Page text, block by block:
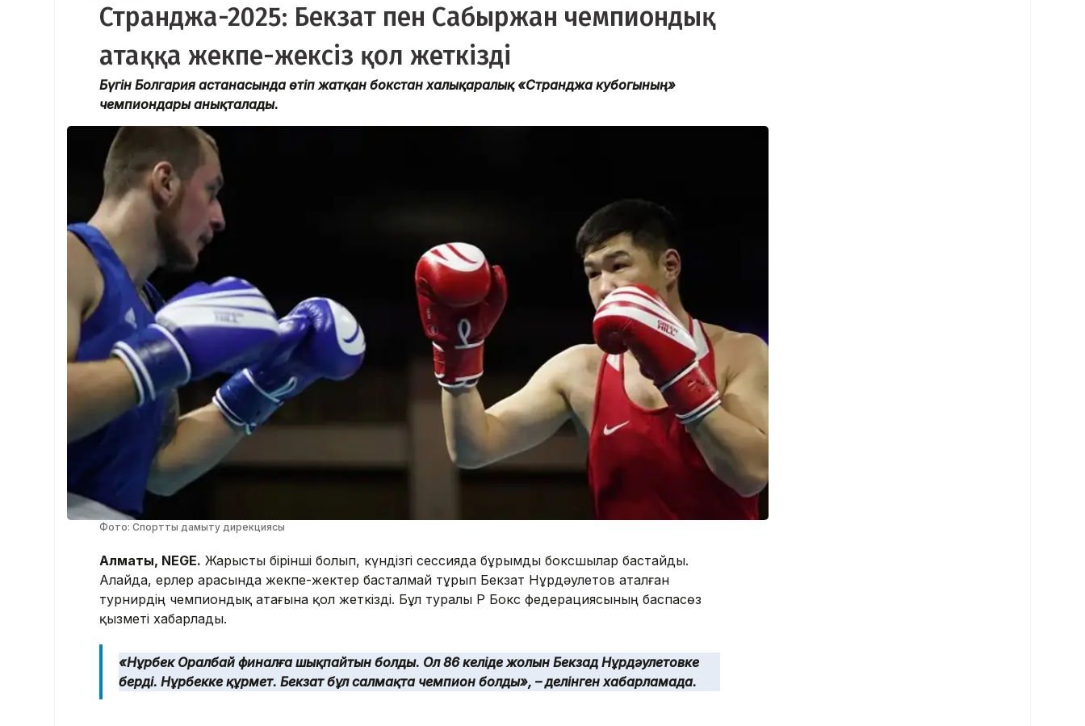
Странджа-2025: Бекзат пен Сабыржан чемпиондық
атаққа жекпе-жексіз қол жеткізді
Бүгін Болгария астанасында өтіп жатқан бокстан халықаралық «Странджа кубогының»
чемпиондары анықталады.
Фото: Спортты дамыту дирекциясы
Алматы, NEGE. Жарысты бірінші болып, күндізгі сессияда бұрымды боксшылар бастайды.
Алайда, ерлер арасында жекпе-жектер басталмай тұрып Бекзат Нұрдәулетов аталған
турнирдің чемпиондық атағына қол жеткізді. Бұл туралы ҚР Бокс федерациясының баспасөз
қызметі хабарлады.
«Нұрбек Оралбай финалға шықпайтын болды. Ол 86 келіде жолын Бекзад Нұрдәулетовке
берді. Нұрбекке құрмет. Бекзат бұл салмақта чемпион болды», – делінген хабарламада.